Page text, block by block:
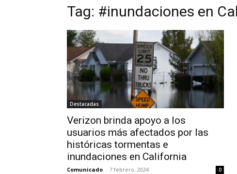
Tag: #inundaciones en
Destacadas
Verizon brinda apoyo a los
usuarios más afectados por las
históricas tormentas e
inundaciones en California
Comunicado - 7 febrero, 2024 0